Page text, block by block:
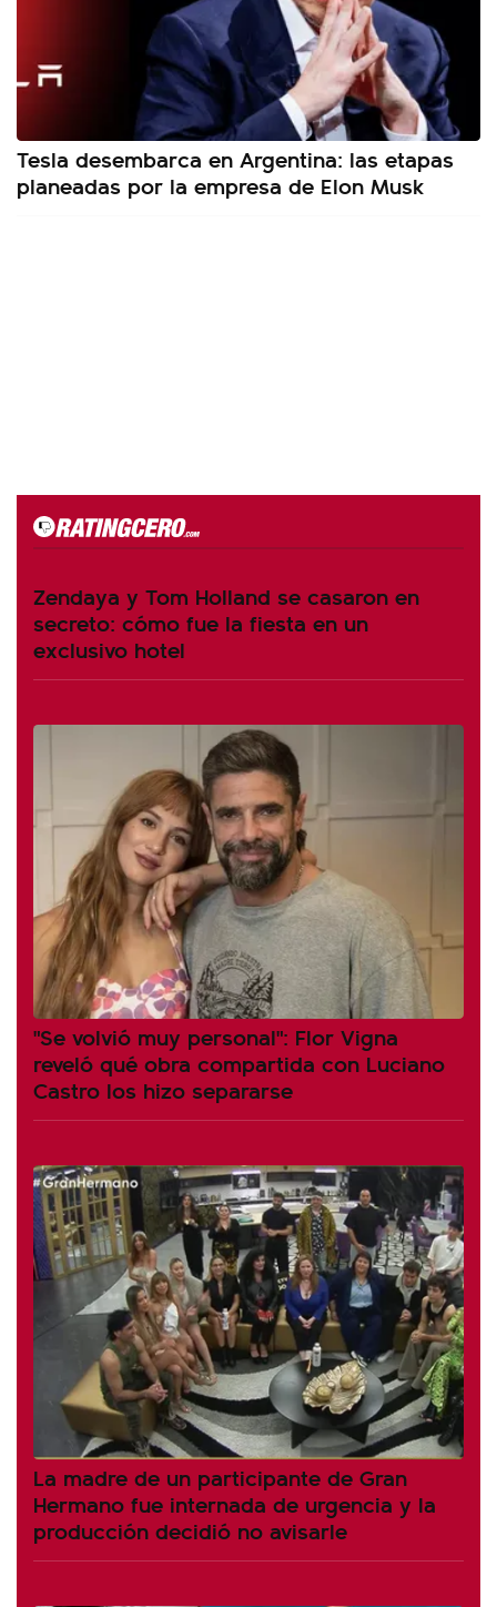
Tesla desembarca en Argentina: las etapas
planeadas por la empresa de Elon Musk
Zendaya y Tom Holland se casaron en
secreto: cómo fue la fiesta en un
exclusivo hotel
"Se volvió muy personal": Flor Vigna
reveló qué obra compartida con Luciano
Castro los hizo separarse
La madre de un participante de Gran
Hermano fue internada de urgencia y la
producción decidió no avisarle